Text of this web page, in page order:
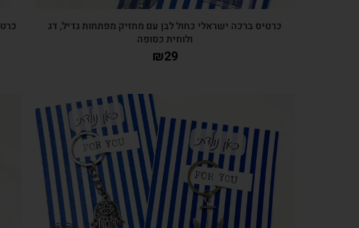
כרטיס ברכה ישראלי כחול לבן עם מחזיק מפתחות גדיל, דג
ולוחית כסופה
₪29
צפייה מהירה